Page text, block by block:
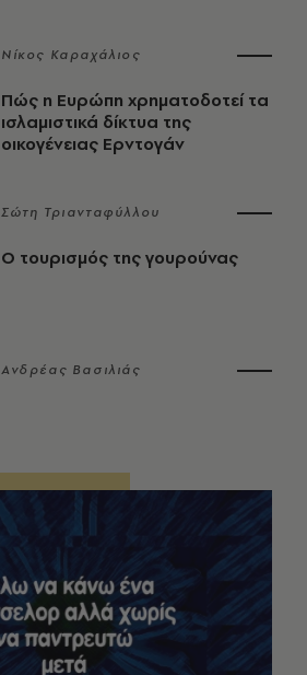
Νίκος Καραχάλιος
Πώς η Ευρώπη χρηματοδοτεί τα
ισλαμιστικά δίκτυα της
οικογένειας Ερντογάν
Σώτη Τριανταφύλλου
Ο τουρισμός της γουρούνας
Ανδρέας Βασιλιάς